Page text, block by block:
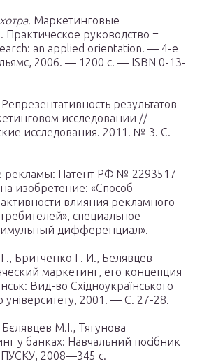
Маркетинговые
Практическое руководство =
an applied orientation. — 4-е
2006. — 1200 с. — ISBN 0-13-
результатов
исследовании //
исследования. 2011. № 3. С.
рекламы: Патент РФ № 2293517
изобретение: «Способ
влияния рекламного
специальное
дифференциал».
Бритченко Г. И., Белявцев
маркетинг, его концепция
Вид-во Східноукраїнського
університету, 2001. — С. 27-28.
Бєлявцев М.І., Тягунова
у банках: Навчальний посібник
2008—345 с.